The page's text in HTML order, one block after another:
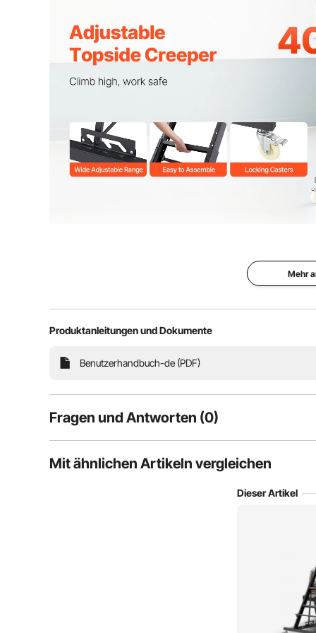
Kissengröße 12,4 x 18 Zoll
Produktgröße 53,9 x 30,9 x
unnötiger Anstrengung und Ermüdung und
Mehrere Höhen- und Winkeleinstellungen sind für
geeignet und minimieren die Belastung
Mehr
Produktanleitungen und Dokumente
Benutzerhandbuch-de (PDF)
Fragen und Antworten (0)
Ist das Produkt haltbar? ...
Mit ähnlichen Artikeln vergleichen
Dieser Artikel